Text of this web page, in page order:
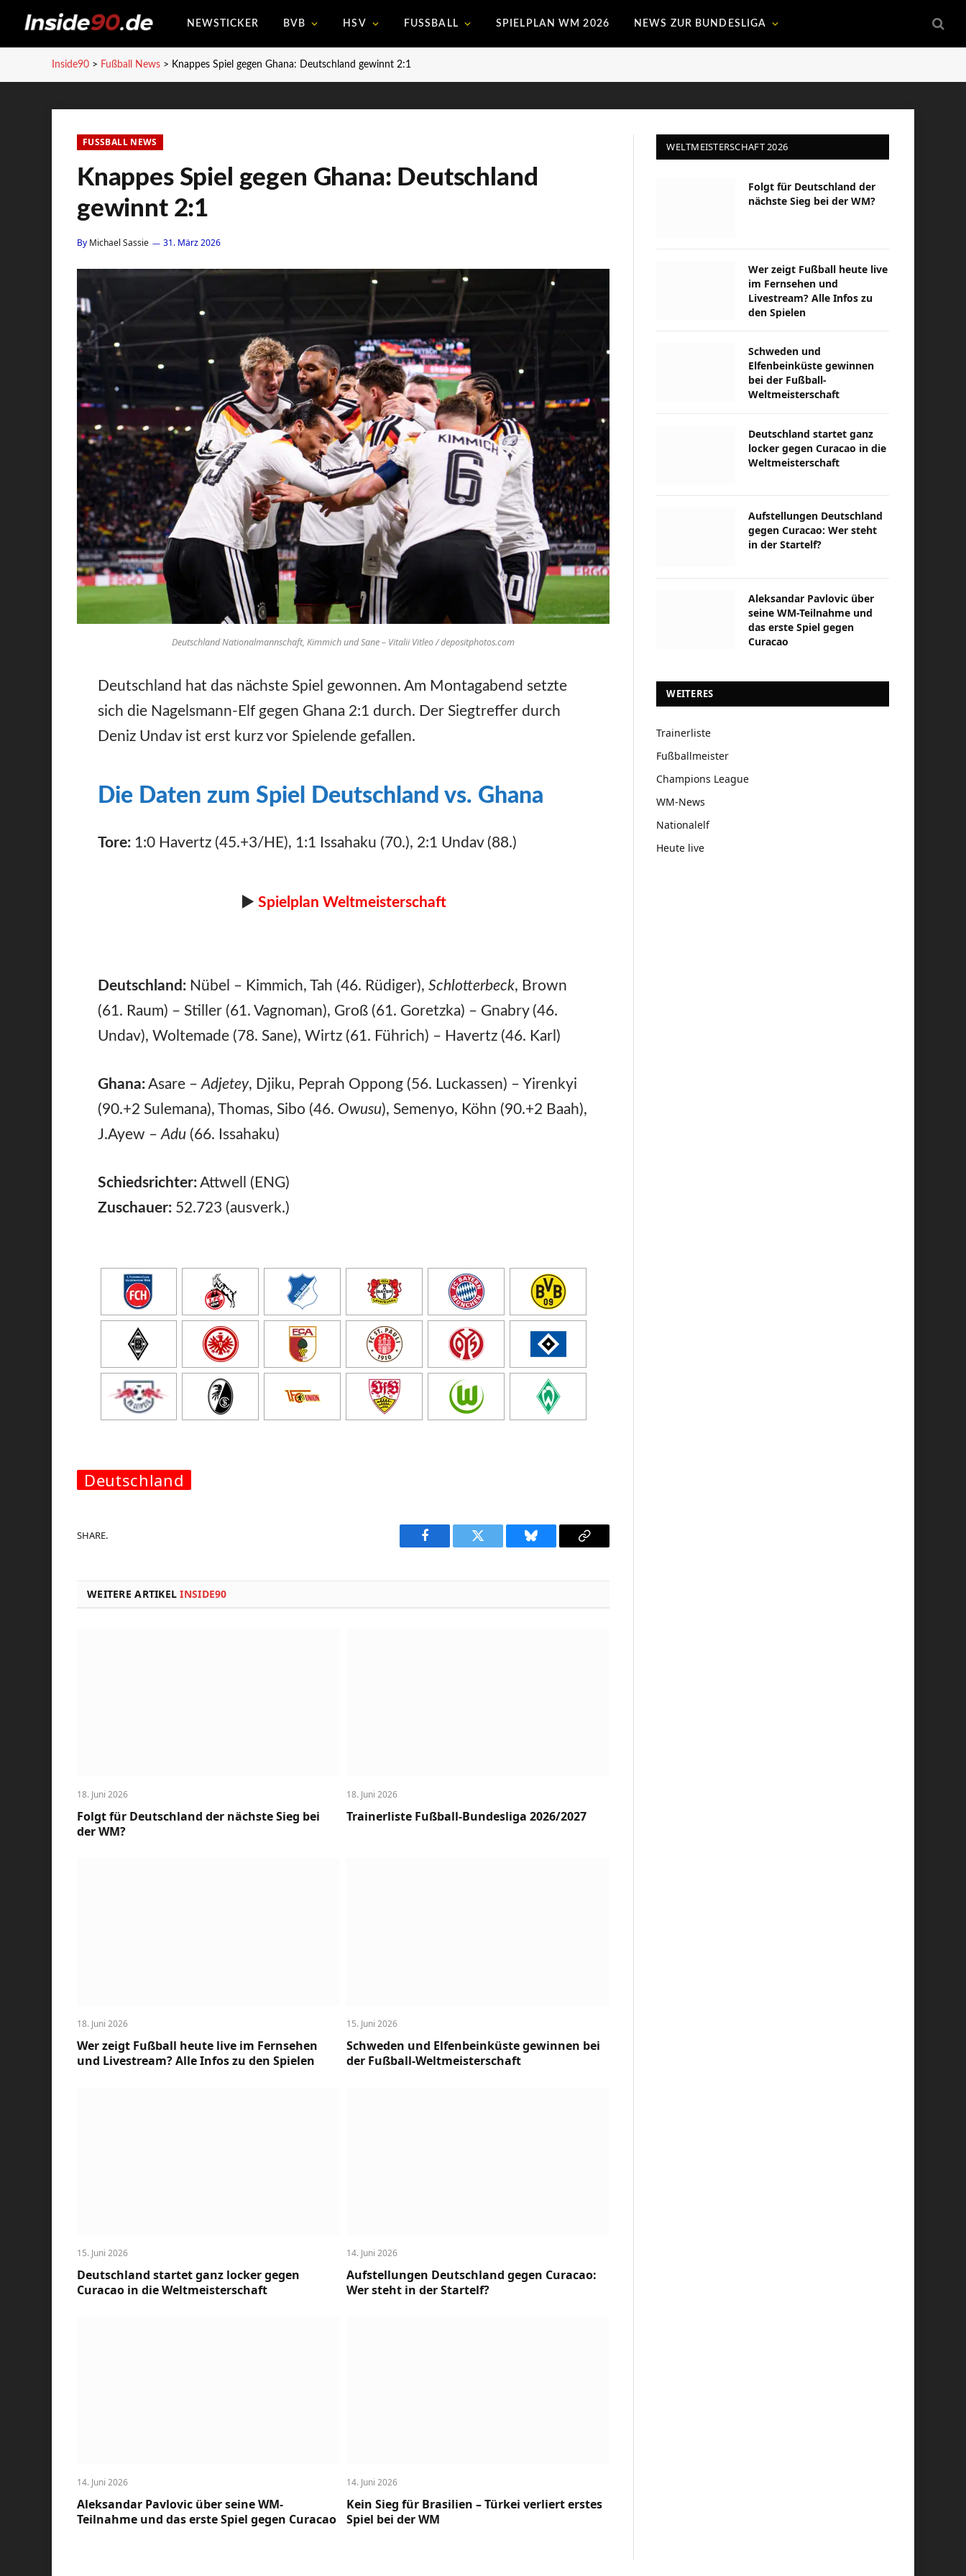
NEWSTICKER BVB HSV FUSSBALL SPIELPLAN WM 2026 NEWS ZUR BUNDESLIGA
Inside90 > Fußball News > Knappes Spiel gegen Ghana: Deutschland gewinnt 2:1
FUSSBALL NEWS
Knappes Spiel gegen Ghana: Deutschland
gewinnt 2:1
By Michael Sassie 31. März 2026
Deutschland Nationalmannschaft, Kimmich und Sane – Vitalii Vitleo / depositphotos.com
Deutschland hat das nächste Spiel gewonnen. Am Montagabend setzte
sich die Nagelsmann-Elf gegen Ghana 2:1 durch. Der Siegtreffer durch
Deniz Undav ist erst kurz vor Spielende gefallen.
Die Daten zum Spiel Deutschland vs. Ghana
Tore: 1:0 Havertz (45.+3/HE), 1:1 Issahaku (70.), 2:1 Undav (88.)
► Spielplan Weltmeisterschaft
Deutschland: Nübel – Kimmich, Tah (46. Rüdiger),Schlotterbeck, Brown
(61. Raum) – Stiller (61. Vagnoman), Groß (61. Goretzka) – Gnabry (46.
Undav), Woltemade (78. Sane), Wirtz (61. Führich) – Havertz (46. Karl)
Ghana:Asare –Adjetey, Djiku, Peprah Oppong (56. Luckassen) – Yirenkyi
(90.+2 Sulemana), Thomas, Sibo (46. Owusu), Semenyo, Köhn (90.+2 Baah),
J.Ayew –Adu (66. Issahaku)
Schiedsrichter:Attwell (ENG)
Zuschauer: 52.723 (ausverk.)
Deutschland
SHARE.
Facebook Twitter Bluesky
Copy
WEITERE ARTIKELINSIDE90
18. Juni 2026
Folgt für Deutschland der nächste Sieg bei
der WM?
18. Juni 2026
Trainerliste Fußball-Bundesliga 2026/2027
18. Juni 2026
Wer zeigt Fußball heute live im Fernsehen
und Livestream? Alle Infos zu den Spielen
15. Juni 2026
Schweden und Elfenbeinküste gewinnen bei
der Fußball-Weltmeisterschaft
15. Juni 2026
Deutschland startet ganz locker gegen
Curacao in die Weltmeisterschaft
14. Juni 2026
Aufstellungen Deutschland gegen Curacao:
Wer steht in der Startelf?
14. Juni 2026
Aleksandar Pavlovic über seine WM-
Teilnahme und das erste Spiel gegen Curacao
14. Juni 2026
Kein Sieg für Brasilien – Türkei verliert erstes
Spiel bei der WM
WELTMEISTERSCHAFT 2026
Folgt für Deutschland der
nächste Sieg bei der WM?
Wer zeigt Fußball heute live
im Fernsehen und
Livestream? Alle Infos zu
den Spielen
Schweden und
Elfenbeinküste gewinnen
bei der Fußball-
Weltmeisterschaft
Deutschland startet ganz
locker gegen Curacao in die
Weltmeisterschaft
Aufstellungen Deutschland
gegen Curacao: Wer steht
in der Startelf?
Aleksandar Pavlovic über
seine WM-Teilnahme und
das erste Spiel gegen
Curacao
WEITERES
Trainerliste
Fußballmeister
Champions League
WM-News
Nationalelf
Heute live